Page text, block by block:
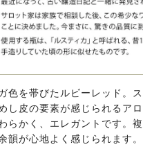
色を帯びたルビーレッド。
し皮の要素が感じられるア
らかく、エレガントです。
韻が心地よく感じられます。